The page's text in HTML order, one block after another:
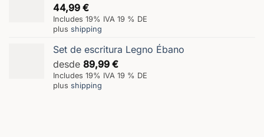
44,99 €
Includes 19% IVA 19 % DE
plus shipping
Set de escritura Legno Ébano
desde 89,99 €
Includes 19% IVA 19 % DE
plus shipping